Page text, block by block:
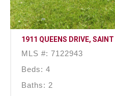
1911 QUEENS DRIVE,
MLS #: 7122943
Beds: 4
Baths: 2